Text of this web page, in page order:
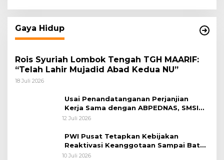
Gaya Hidup
Rois Syuriah Lombok Tengah TGH MAARIF:
“Telah Lahir Mujadid Abad Kedua NU”
18 Juli 2026
Usai Penandatanganan Perjanjian
Kerja Sama dengan ABPEDNAS, SMSI
Bergerak Bentuk Pokja News Room
12 Juli 2026
PWI Pusat Tetapkan Kebijakan
Reaktivasi Keanggotaan Sampai Batas
31 Desember 2026
10 Juli 2026